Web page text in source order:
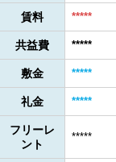
賃料 *****
共益費 *****
敷金 *****
礼金 *****
フリーレ
ント
*****